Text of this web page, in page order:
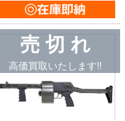
売 切 れ
高価買取いたします!!